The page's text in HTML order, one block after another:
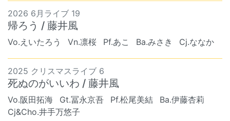
2026 6月ライブ 19
帰ろう / 藤井風
Vo.えいたろう Vn.凛桜 Pf.あこ Ba.みさき Cj.ななか
2025 クリスマスライブ 6
死ぬのがいいわ / 藤井風
Vo.阪田拓海 Gt.冨永京吾 Pf.松尾美結
Ba.伊藤杏莉
Cj&Cho.井手万悠子